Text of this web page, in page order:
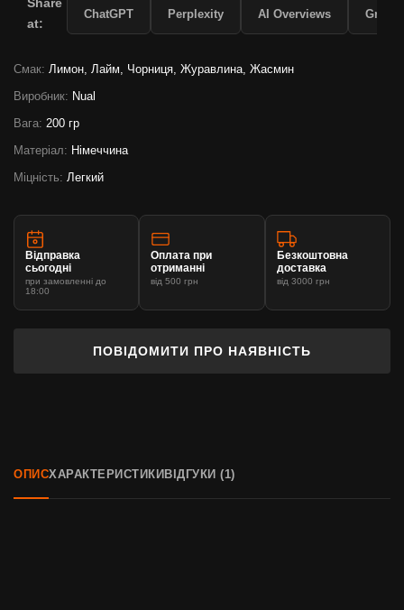
Смак: Лимон, Лайм, Чорниця, Журавлина, Жасмин
Виробник: Nual
Вага: 200 гр
Матеріал: Німеччина
Міцність: Легкий
ПОВІДОМИТИ ПРО НАЯВНІСТЬ
Відправка
сьогодні
при замовленні до
18:00
Оплата при
отриманні
від 500 грн
Безкоштовна
доставка
від 3000 грн
at:
ChatGPT Perplexity AI Overviews Grok
ОПИСХАРАКТЕРИСТИКИ ВІДГУКИ (1)